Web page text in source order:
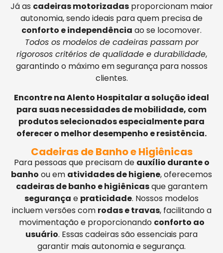
Já as cadeiras motorizadasproporcionam maior
autonomia, sendo ideais para quem precisa de
conforto e independência ao se locomover.
Todos os modelos de cadeiras passam por
rigorosos critérios de qualidade e durabilidade,
garantindo o máximo em segurança para nossos
clientes.
Encontre na Alento Hospitalar a solução ideal
para suas necessidades de mobilidade, com
produtos selecionados especialmente para
oferecer o melhor desempenho e resistência.
Cadeiras de Banho e Higiênicas
Para pessoas que precisam de auxílio durante o
banho ou em atividades de higiene, oferecemos
cadeiras de banho e higiênicasque garantem
segurança e praticidade. Nossos modelos
incluem versões com rodas e travas, facilitando a
movimentação e proporcionando conforto ao
usuário. Essas cadeiras são essenciais para
garantir mais autonomia e segurança.